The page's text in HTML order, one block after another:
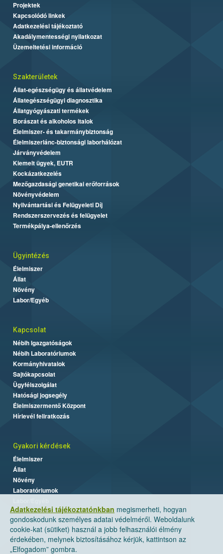
Adatkezelési tájékoztatónkban megismerheti, hogyan
gondoskodunk személyes adatai védelméről. Weboldalunk
cookie-kat (sütiket) használ a jobb felhasználói élmény
érdekében, melynek biztosításához kérjük, kattintson az
„Elfogadom” gombra.
Projektek
Kapcsolódó linkek
Adatkezelési tájékoztató
Akadálymentességi nyilatkozat
Üzemeltetési információ
Szakterületek
Állat-egészségügy és állatvédelem
Állategészségügyi diagnosztika
Állatgyógyászati termékek
Borászat és alkoholos italok
Élelmiszer- és takarmánybiztonság
Élelmiszerlánc-biztonsági laborhálózat
Járványvédelem
Kiemelt ügyek, EUTR
Kockázatkezelés
Mezőgazdasági genetikai erőforrások
Növényvédelem
Nyilvántartási és Felügyeleti Díj
Rendszerszervezés és felügyelet
Termékpálya-ellenőrzés
Ügyintézés
Élelmiszer
Állat
Növény
Labor/Egyéb
Kapcsolat
Nébih Igazgatóságok
Nébih Laboratóriumok
Kormányhivatalok
Sajtókapcsolat
Ügyfélszolgálat
Hatósági jogsegély
Élelmiszermentő Központ
Hírlevél feliratkozás
Gyakori kérdések
Élelmiszer
Állat
Növény
Laboratóriumok